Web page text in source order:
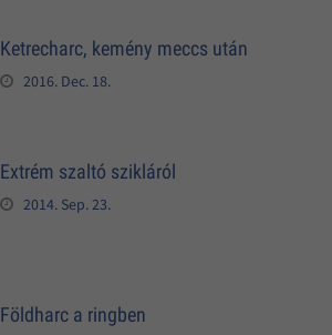
Ketrecharc, kemény meccs után
2016. Dec. 18.
Extrém szaltó szikláról
2014. Sep. 23.
Földharc a ringben